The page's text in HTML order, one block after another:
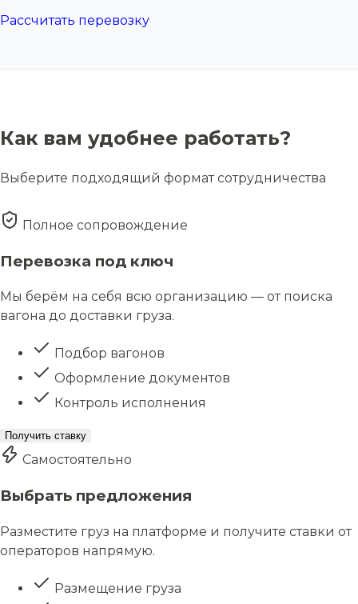
Рассчитать перевозку
Как вам удобнее работать?
Выберите подходящий формат сотрудничества
Полное сопровождение
Перевозка под ключ
Мы берём на себя всю организацию — от поиска
вагона до доставки груза.
Подбор вагонов
Оформление документов
Контроль исполнения
Получить ставку
Самостоятельно
Выбрать предложения
Разместите груз на платформе и получите ставки от
операторов напрямую.
Размещение груза